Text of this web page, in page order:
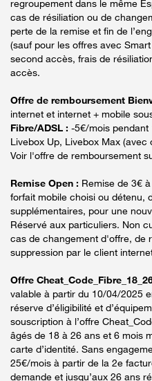
regroupement dans le même
cas de résiliation ou de
perte de la remise et fin de
(sauf pour les offres avec
second accès, frais de
accès.
Offre de remboursement
internet et internet + mobile
Fibre/ADSL : -5€/mois pendant
Livebox Up, Livebox Max (avec
Voir l'offre de remboursement
Remise Open : Remise de 3€
forfait mobile choisi ou détenu,
supplémentaires, pour une
Réservé aux particuliers. Non
cas de changement d'offre, de
suppression par le client
Offre
valable à partir du 10/04/2025
réserve d’éligibilité et
souscription à l’offre
âgés de 18 à 26 ans et 6 mois
carte d’identité. Sans
25€/mois à partir de la 2e
demande et jusqu’aux 26 ans